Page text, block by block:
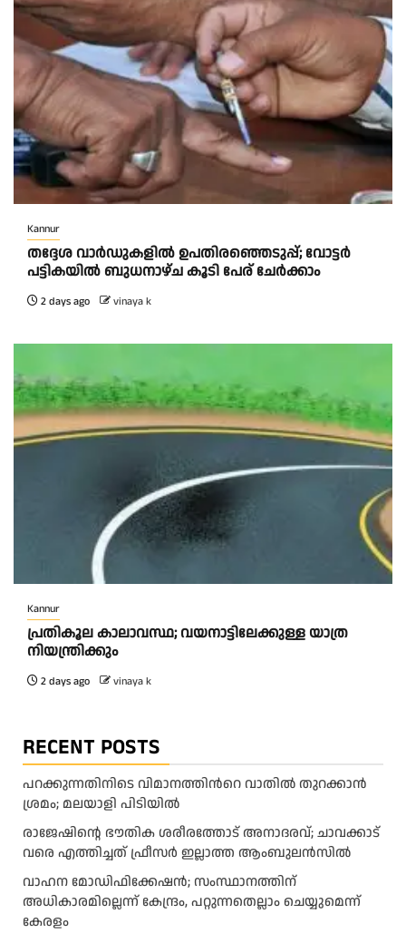
Kannur
തദ്ദേശ വാർഡുകളിൽ ഉപതിരഞ്ഞെടുപ്പ്; വോട്ടർ
പട്ടികയിൽ ബുധനാഴ്ച കൂടി പേര് ചേർക്കാം
2 days ago vinaya k
Kannur
പ്രതികൂല കാലാവസ്ഥ; വയനാട്ടിലേക്കുള്ള യാത്ര
നിയന്ത്രിക്കും
2 days ago vinaya k
RECENT POSTS
പറക്കുന്നതിനിടെ വിമാനത്തിന്‍റെ വാതിൽ തുറക്കാൻ
ശ്രമം; മലയാളി പിടിയിൽ
രാജേഷിന്റെ ഭൗതിക ശരീരത്തോട് അനാദരവ്; ചാവക്കാട്
വരെ എത്തിച്ചത് ഫ്രീസര്‍ ഇല്ലാത്ത ആംബുലന്‍സില്‍
വാഹന മോഡിഫിക്കേഷൻ; സംസ്ഥാനത്തിന്
അധികാരമില്ലെന്ന് കേന്ദ്രം, പറ്റുന്നതെല്ലാം ചെയ്യുമെന്ന്
കേരളം